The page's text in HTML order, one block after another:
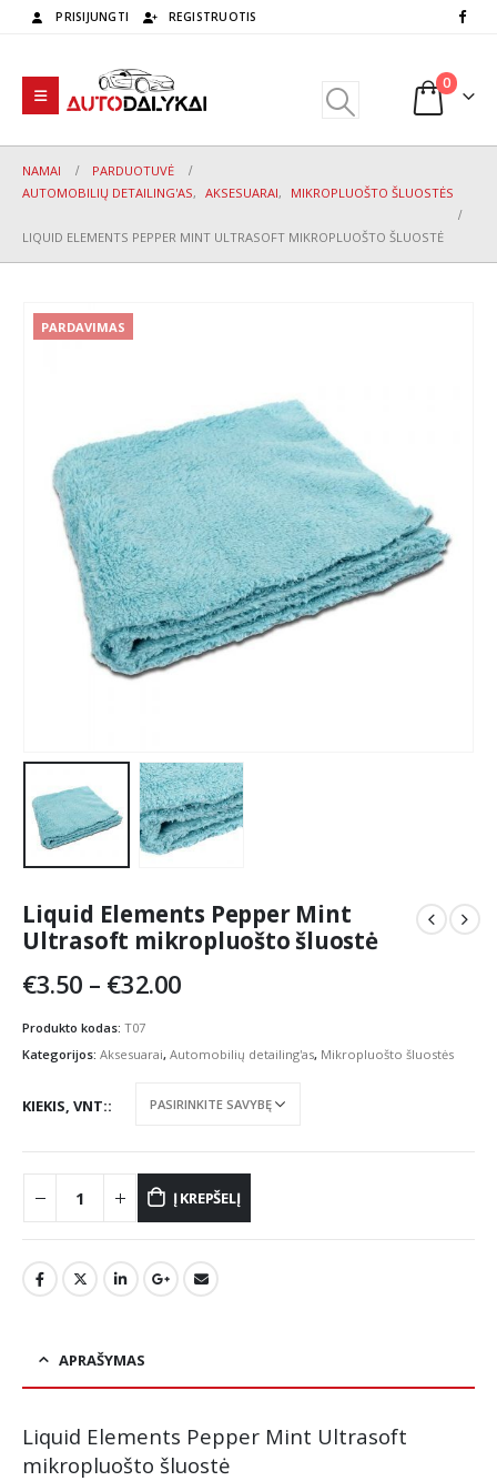
PRISIJUNGTI REGISTRUOTIS
0
NAMAI
PARDUOTUVĖ
AUTOMOBILIŲ DETAILING'AS, AKSESUARAI, MIKROPLUOŠTO ŠLUOSTĖS
LIQUID ELEMENTS PEPPER MINT ULTRASOFT MIKROPLUOŠTO ŠLUOSTĖ
PARDAVIMAS
Liquid Elements Pepper Mint
Ultrasoft mikropluošto šluostė
€3.50 – €32.00Price
through
Produkto kodas: T07
Kategorijos: Aksesuarai, Automobilių detailing'as, Mikropluošto šluostės
KIEKIS, VNT:
Į KREPŠELĮ
APRAŠYMAS
Liquid Elements Pepper Mint Ultrasoft
mikropluošto šluostė